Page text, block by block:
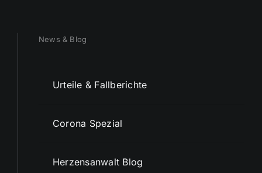
News & Blog
Urteile & Fallberichte
Corona Spezial
Herzensanwalt Blog